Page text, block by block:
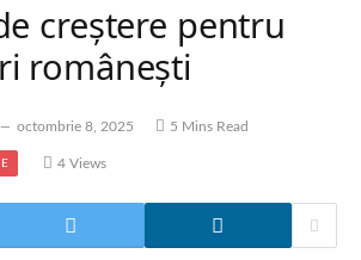
creștere pentru
românești
octombrie 8, 2025 5 Mins Read
4Views